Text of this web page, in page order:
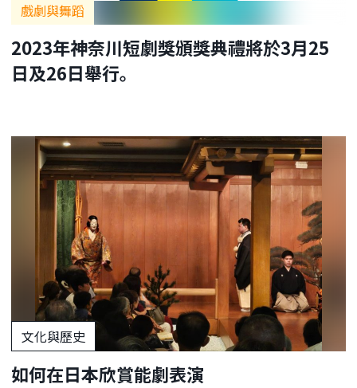
戲劇與舞蹈
2023年神奈川短劇獎頒獎典禮將於3月25
日及26日舉行。
文化與歷史
如何在日本欣賞能劇表演